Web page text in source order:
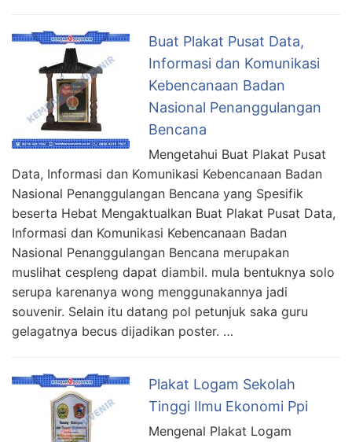
Buat Plakat Pusat Data,
Informasi dan Komunikasi
Kebencanaan Badan
Nasional Penanggulangan
Bencana
Mengetahui Buat Plakat Pusat
Data, Informasi dan Komunikasi Kebencanaan Badan
Nasional Penanggulangan Bencana yang Spesifik
beserta Hebat Mengaktualkan Buat Plakat Pusat Data,
Informasi dan Komunikasi Kebencanaan Badan
Nasional Penanggulangan Bencana merupakan
muslihat cespleng dapat diambil. mula bentuknya solo
serupa karenanya wong menggunakannya jadi
souvenir. Selain itu datang pol petunjuk saka guru
gelagatnya becus dijadikan poster. …
Plakat Logam Sekolah
Tinggi Ilmu Ekonomi Ppi
Mengenal Plakat Logam